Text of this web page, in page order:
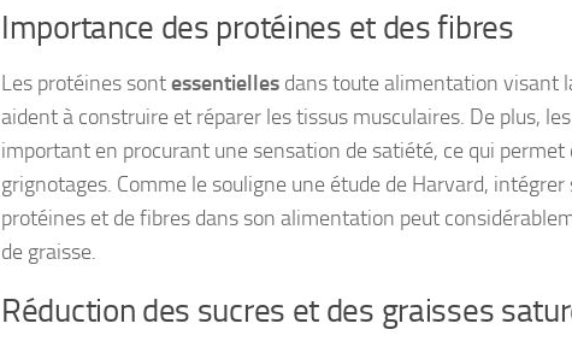
Importance des protéines et des fibres
Les protéines sontessentielles dans toute alimentation visant
aident à construire et réparer les tissus musculaires. De plus,
important en procurant une sensation de satiété, ce qui permet
grignotages. Comme le souligne une étude de Harvard,
protéines et de fibres dans son alimentation peut
de graisse.
Réduction des sucres et des graisses